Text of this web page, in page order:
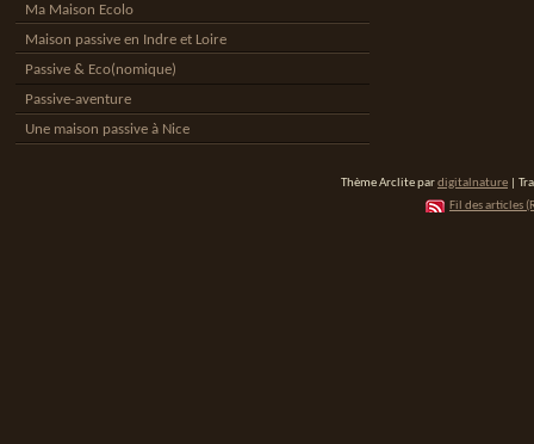
Ma Maison Ecolo
Maison passive en Indre et Loire
Passive & Eco(nomique)
Passive-aventure
Une maison passive à Nice
Thème Arclite pardigitalnature |
Fil des articles